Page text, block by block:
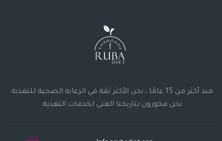
منذ أكثر من 15 عامًا ، نحن الأكثر ثقة في الرعاية الصحية للتغذية.
نحن فخورون بتاريخنا الغني لخدمات التغذية.